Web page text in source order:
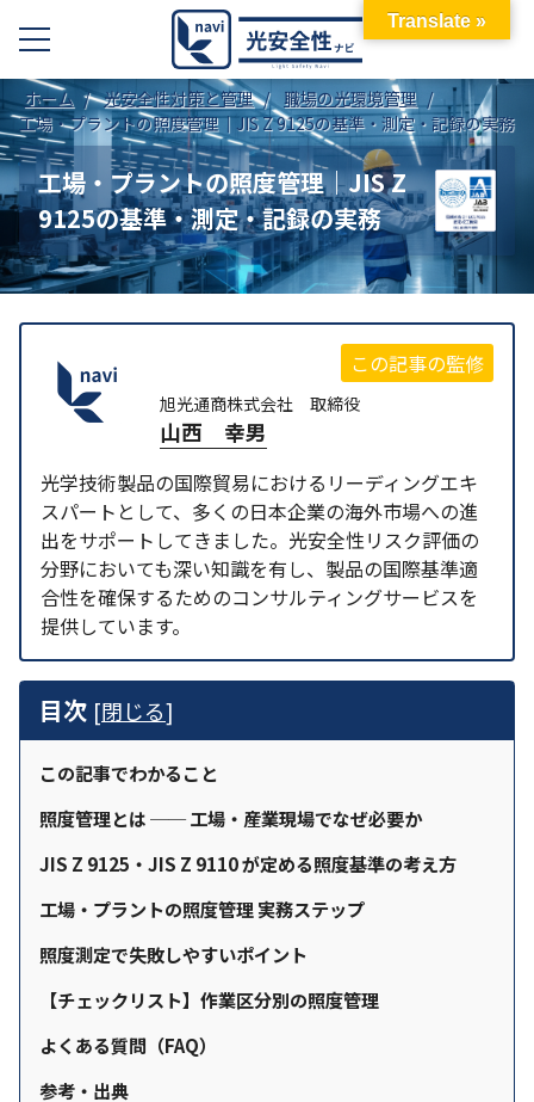
ホーム 光安全性対策と管理
職場の光環境管理
工場・プラントの照度管理｜JIS Z 9125の基準・測定・記録の実務
工場・プラントの照度管理｜JIS Z
9125の基準・測定・記録の実務
この記事の監修
旭光通商株式会社 取締役
山西 幸男
光学技術製品の国際貿易におけるリーディングエキ
スパートとして、多くの日本企業の海外市場への進
出をサポートしてきました。光安全性リスク評価の
分野においても深い知識を有し、製品の国際基準適
合性を確保するためのコンサルティングサービスを
提供しています。
目次 [閉じる]
この記事でわかること
照度管理とは ── 工場・産業現場でなぜ必要か
JIS Z 9125・JIS Z 9110 が定める照度基準の考え方
工場・プラントの照度管理 実務ステップ
照度測定で失敗しやすいポイント
【チェックリスト】作業区分別の照度管理
よくある質問（FAQ）
参考・出典
Translate »